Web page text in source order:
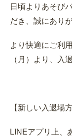
日頃よりあそび
だき、誠にあり
より快適にご利
（月）より、入
【新しい入退場
LINEアプリ上、